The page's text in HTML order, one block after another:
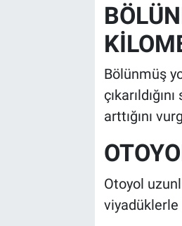
Bölünmüş
arttığını
Otoyol
viyadüklerle